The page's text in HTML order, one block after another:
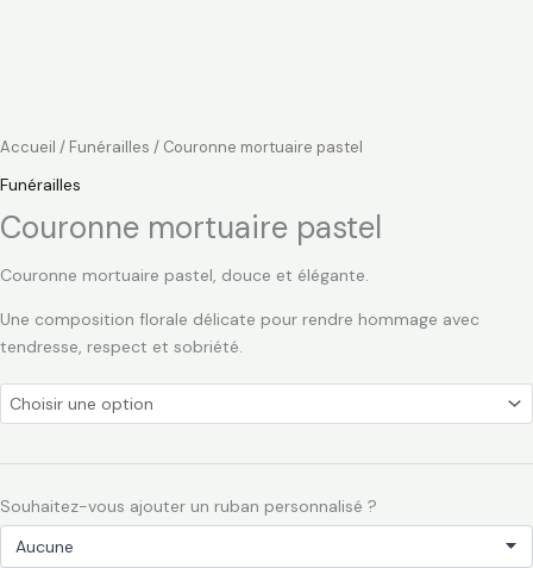
Accueil / Funérailles / Couronne mortuaire pastel
Funérailles
Couronne mortuaire pastel
Couronne mortuaire pastel, douce et élégante.
Une composition florale délicate pour rendre hommage avec
tendresse, respect et sobriété.
Souhaitez-vous ajouter un ruban personnalisé ?